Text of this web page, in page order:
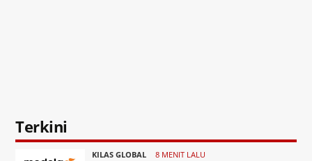
Terkini
KILAS GLOBAL 8 MENIT LALU